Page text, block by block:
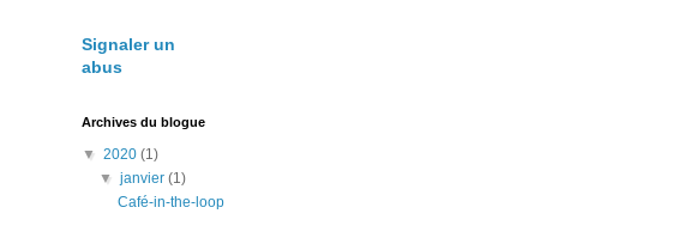
Signaler un
abus
Archives du blogue
▼ 2020 (1)
▼janvier(1)
Café-in-the-loop